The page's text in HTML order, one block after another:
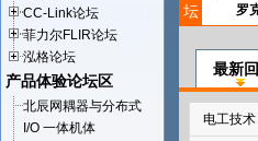
CC-Link论坛
菲力尔FLIR论坛
泓格论坛
产品体验论坛区
北辰网耦器与分布式
I/O 一体机体
坛
罗
最新
电工技术